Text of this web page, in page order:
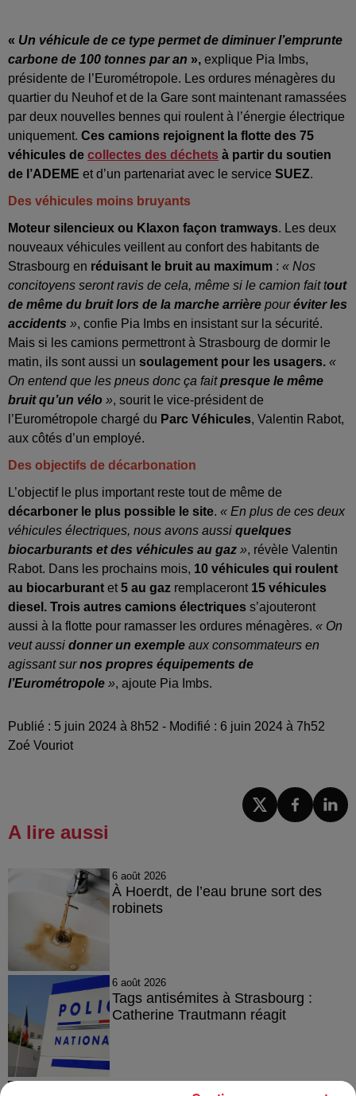
« Un véhicule de ce type permet de diminuer l’emprunte
carbone de 100 tonnes par an », explique Pia Imbs,
présidente de l’Eurométropole. Les ordures ménagères du
quartier du Neuhof et de la Gare sont maintenant ramassées
par deux nouvelles bennes qui roulent à l’énergie électrique
uniquement. Ces camions rejoignent la flotte des 75
véhicules de collectes des déchets à partir du soutien
de l’ADEME et d’un partenariat avec le service SUEZ.
Des véhicules moins bruyants
Moteur silencieux ou Klaxon façon tramways. Les deux
nouveaux véhicules veillent au confort des habitants de
Strasbourg en réduisant le bruit au maximum : « Nos
concitoyens seront ravis de cela, même si le camion fait tout
de même du bruit lors de la marche arrière pouréviter les
accidents », confie Pia Imbs en insistant sur la sécurité.
Mais si les camions permettront à Strasbourg de dormir le
matin, ils sont aussi un soulagement pour les usagers. «
On entend que les pneus donc ça faitpresque le même
bruit qu’un vélo », sourit le vice-président de
l’Eurométropole chargé du Parc Véhicules, Valentin Rabot,
aux côtés d’un employé.
Des objectifs de décarbonation
L’objectif le plus important reste tout de même de
décarboner le plus possible le site. « En plus de ces deux
véhicules électriques, nous avons aussi quelques
biocarburants et des véhicules au gaz », révèle Valentin
Rabot. Dans les prochains mois, 10 véhicules qui roulent
au biocarburant et5 au gaz remplaceront 15 véhicules
diesel. Trois autres camions électriques s’ajouteront
aussi à la flotte pour ramasser les ordures ménagères. « On
veut aussi donner un exemple aux consommateurs en
agissant surnos propres équipements de
l’Eurométropole », ajoute Pia Imbs.
Publié : 5 juin 2024 à 8h52 - Modifié : 6 juin 2024 à 7h52
Zoé Vouriot
A lire aussi
6 août 2026
À Hoerdt, de l’eau brune sort des
robinets
6 août 2026
Tags antisémites à Strasbourg :
Catherine Trautmann réagit